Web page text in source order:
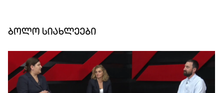
ბოლო სიახლეები